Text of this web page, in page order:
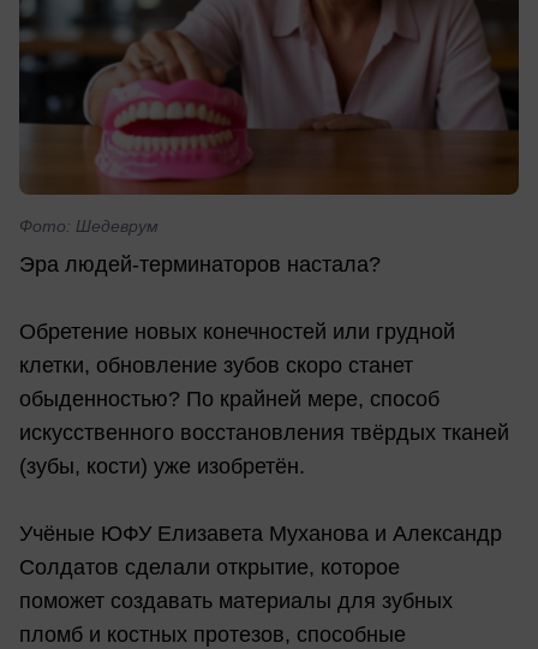
Фото: Шедеврум
Эра людей-терминаторов настала?
Обретение новых конечностей или грудной
клетки, обновление зубов скоро станет
обыденностью? По крайней мере, способ
искусственного восстановления твёрдых тканей
(зубы, кости) уже изобретён.
Учёные ЮФУ Елизавета Муханова и Александр
Солдатов сделали открытие, которое
поможет создавать материалы для зубных
пломб и костных протезов, способные